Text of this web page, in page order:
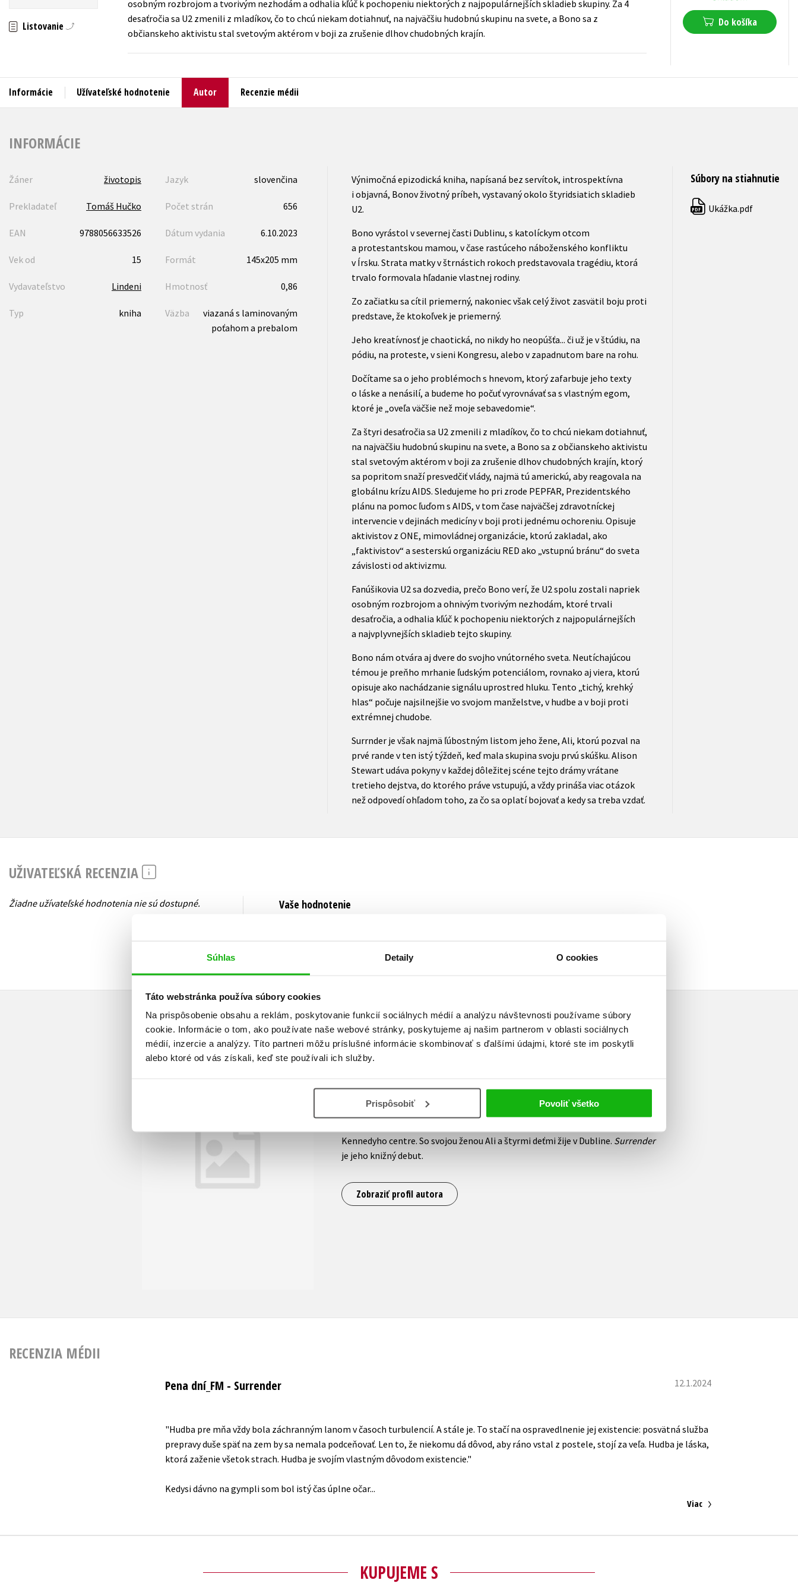
Súhlas Detaily O cookies
Táto webstránka používa súbory cookies
Na prispôsobenie obsahu a reklám, poskytovanie funkcií sociálnych médií a analýzu návštevnosti používame súbory
cookie. Informácie o tom, ako používate naše webové stránky, poskytujeme aj našim partnerom v oblasti sociálnych
médií, inzercie a analýzy. Títo partneri môžu príslušné informácie skombinovať s ďalšími údajmi, ktoré ste im poskytli
alebo ktoré od vás získali, keď ste používali ich služby.
Prispôsobiť Povoliť všetko
Auto - moto
Humanitné a spoločenské vedy
Kariéra a osobný rozvoj
Počítače
Young adult
Listovanie
osobným rozbrojom a tvorivým nezhodám a odhalia kľúč k pochopeniu niektorých z najpopulárnejších skladieb skupiny. Za 4
desaťročia sa U2 zmenili z mladíkov, čo to chcú niekam dotiahnuť, na najväčšiu hudobnú skupinu na svete, a Bono sa z
občianskeho aktivistu stal svetovým aktérom v boji za zrušenie dlhov chudobných krajín.
Do košíka
Informácie Užívateľské hodnotenie Autor Recenzie médii
INFORMÁCIE
Žáner životopis Jazyk slovenčina
Prekladateľ Tomáš Hučko Počet strán 656
EAN 9788056633526 Dátum vydania 6.10.2023
Vek od 15 Formát 145x205 mm
Vydavateľstvo Lindeni Hmotnosť 0,86
Typ kniha Väzba
viazaná s laminovaným
poťahom a prebalom
Výnimočná epizodická kniha, napísaná bez servítok, introspektívna
i objavná, Bonov životný príbeh, vystavaný okolo štyridsiatich skladieb
U2.
Bono vyrástol v severnej časti Dublinu, s katolíckym otcom
a protestantskou mamou, v čase rastúceho náboženského konfliktu
v Írsku. Strata matky v štrnástich rokoch predstavovala tragédiu, ktorá
trvalo formovala hľadanie vlastnej rodiny.
Zo začiatku sa cítil priemerný, nakoniec však celý život zasvätil boju proti
predstave, že ktokoľvek je priemerný.
Jeho kreatívnosť je chaotická, no nikdy ho neopúšťa... či už je v štúdiu, na
pódiu, na proteste, v sieni Kongresu, alebo v zapadnutom bare na rohu.
Dočítame sa o jeho problémoch s hnevom, ktorý zafarbuje jeho texty
o láske a nenásilí, a budeme ho počuť vyrovnávať sa s vlastným egom,
ktoré je „oveľa väčšie než moje sebavedomie“.
Za štyri desaťročia sa U2 zmenili z mladíkov, čo to chcú niekam dotiahnuť,
na najväčšiu hudobnú skupinu na svete, a Bono sa z občianskeho aktivistu
stal svetovým aktérom v boji za zrušenie dlhov chudobných krajín, ktorý
sa popritom snaží presvedčiť vlády, najmä tú americkú, aby reagovala na
globálnu krízu AIDS. Sledujeme ho pri zrode PEPFAR, Prezidentského
plánu na pomoc ľuďom s AIDS, v tom čase najväčšej zdravotníckej
intervencie v dejinách medicíny v boji proti jednému ochoreniu. Opisuje
aktivistov z ONE, mimovládnej organizácie, ktorú zakladal, ako
„faktivistov“ a sesterskú organizáciu RED ako „vstupnú bránu“ do sveta
závislosti od aktivizmu.
Fanúšikovia U2 sa dozvedia, prečo Bono verí, že U2 spolu zostali napriek
osobným rozbrojom a ohnivým tvorivým nezhodám, ktoré trvali
desaťročia, a odhalia kľúč k pochopeniu niektorých z najpopulárnejších
a najvplyvnejších skladieb tejto skupiny.
Bono nám otvára aj dvere do svojho vnútorného sveta. Neutíchajúcou
témou je preňho mrhanie ľudským potenciálom, rovnako aj viera, ktorú
opisuje ako nachádzanie signálu uprostred hluku. Tento „tichý, krehký
hlas“ počuje najsilnejšie vo svojom manželstve, v hudbe a v boji proti
extrémnej chudobe.
Surrnder je však najmä ľúbostným listom jeho žene, Ali, ktorú pozval na
prvé rande v ten istý týždeň, keď mala skupina svoju prvú skúšku. Alison
Stewart udáva pokyny v každej dôležitej scéne tejto drámy vrátane
tretieho dejstva, do ktorého práve vstupujú, a vždy prináša viac otázok
než odpovedí ohľadom toho, za čo sa oplatí bojovať a kedy sa treba vzdať.
Súbory na stiahnutie
PDF Ukážka.pdf
UŽIVATEĽSKÁ RECENZIA
Žiadne užívateľské hodnotenia nie sú dostupné. Vaše hodnotenie
AUTOR KNIHY
štyri desaťročia. Skupina predala 170 miliónov nosičov, vyhrala 22 cien
Kennedyho centre. So svojou ženou Ali a štyrmi deťmi žije v Dubline. Surrender
je jeho knižný debut.
Zobraziť profil autora
RECENZIA MÉDII
Pena dní_FM - Surrender 12.1.2024
"Hudba pre mňa vždy bola záchranným lanom v časoch turbulencií. A stále je. To stačí na ospravedlnenie jej existencie: posvätná služba
prepravy duše späť na zem by sa nemala podceňovať. Len to, že niekomu dá dôvod, aby ráno vstal z postele, stojí za veľa. Hudba je láska,
ktorá zaženie všetok strach. Hudba je svojím vlastným dôvodom existencie."
Viac
KUPUJEME S